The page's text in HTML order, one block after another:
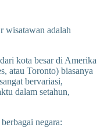
wisatawan adalah
kota besar di Amerika
atau Toronto) biasanya
bervariasi,
dalam setahun,
negara: